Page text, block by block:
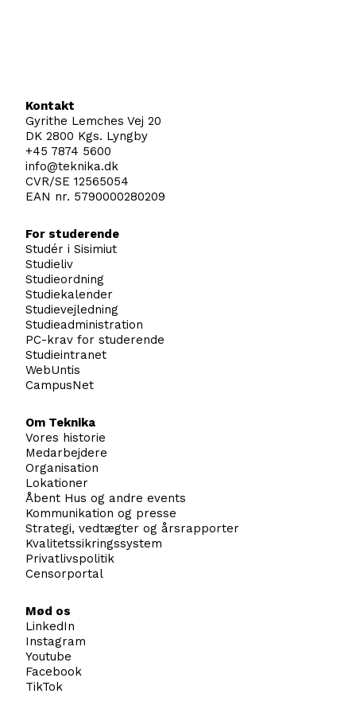
Kontakt
Gyrithe Lemches Vej 20
DK 2800 Kgs. Lyngby
+45 7874 5600
info@teknika.dk
CVR/SE 12565054
EAN nr. 5790000280209
For studerende
Studér i Sisimiut
Studieliv
Studieordning
Studiekalender
Studievejledning
Studieadministration
PC-krav for studerende
Studieintranet
WebUntis
CampusNet
Om Teknika
Vores historie
Medarbejdere
Organisation
Lokationer
Åbent Hus og andre events
Kommunikation og presse
Strategi, vedtægter og årsrapporter
Kvalitetssikringssystem
Privatlivspolitik
Censorportal
Mød os
LinkedIn
Instagram
Youtube
Facebook
TikTok